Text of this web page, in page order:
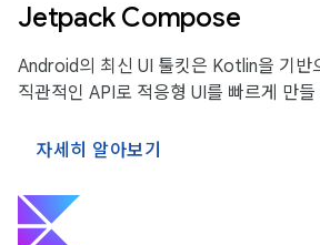
Jetpack Compose
Android의 최신 UI 툴킷은 Kotlin을 기반
직관적인 API로 적응형 UI를 빠르게 만
자세히 알아보기